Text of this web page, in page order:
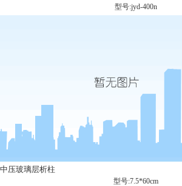
型号:jyd-400n
中压玻璃层析柱
型号:7.5*60cm